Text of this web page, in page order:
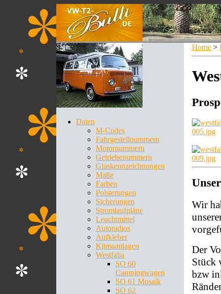
Daten
M-Codes
Fahrgestellnummern
Motornummern
Getriebenummern
Glaskennzeichnungen
Maße
Farben
Polsterungen
Sicherungen
Stromlaufpläne
Leuchtmittel
Autoradios
Aufkleber
Klimaanlagen
Westfalia
SO 60
Campingwagen
SO 61 Mosaik
SO 62
Home >
Wir
Der
Stück
bzw